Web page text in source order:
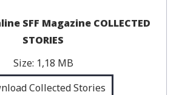
SFF Magazine COLLECTED
STORIES
Size: 1,18 MB
Collected Stories